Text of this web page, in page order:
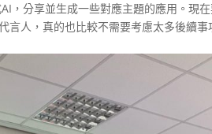
，分享並生成一些對應主題的應用。現
人，真的也比較不需要考慮太多後續事